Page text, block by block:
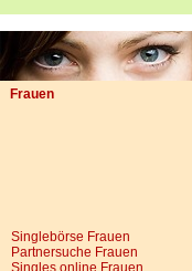
Frauen
Singlebörse Frauen
Partnersuche Frauen
Singles online Frauen